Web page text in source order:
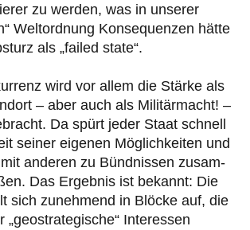
zu werden, was in unserer
Weltordnung Konse­quen­zen hätte
als „failed state“.
wird vor allem die Stärke als
– aber auch als Militär­macht! –
Da spürt jeder Staat schnell
seiner eigenen Mög­lich­keiten und
anderen zu Bündnissen zusam­
Das Ergebnis ist bekannt: Die
sich zunehmend in Blöcke auf, die
„geostra­te­gi­sche“ Interessen